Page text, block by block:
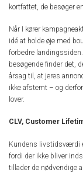
kortfattet, de besøger
Når I kører
idé at holde øje med
forbedre
besøgende finder det,
årsag til, at jeres
ikke afstemt – og
lover.
CLV, Customer
Kundens livstidsværdi
fordi der ikke bliver
tillader de nødvendige